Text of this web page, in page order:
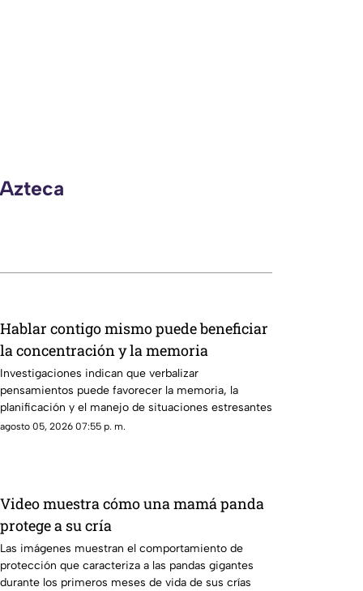
Hablar contigo mismo puede beneficiar
la concentración y la memoria
Investigaciones indican que verbalizar
pensamientos puede favorecer la memoria, la
planificación y el manejo de situaciones estresantes
agosto 05, 2026 07:55 p. m.
Video muestra cómo una mamá panda
protege a su cría
Las imágenes muestran el comportamiento de
protección que caracteriza a las pandas gigantes
durante los primeros meses de vida de sus crías